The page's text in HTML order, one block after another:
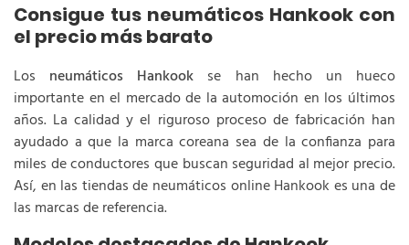
Consigue tus neumáticos Hankook con
el precio más barato
Los neumáticos Hankook se han hecho un hueco
importante en el mercado de la automoción en los últimos
años. La calidad y el riguroso proceso de fabricación han
ayudado a que la marca coreana sea de la confianza para
miles de conductores que buscan seguridad al mejor precio.
Así, en las tiendas de neumáticos online Hankook es una de
las marcas de referencia.